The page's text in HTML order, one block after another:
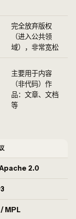
完全放弃版权
（进入公共领
域），非常宽松
主要用于内容
（非代码）作
品：文章、文档
等
2.0
MPL